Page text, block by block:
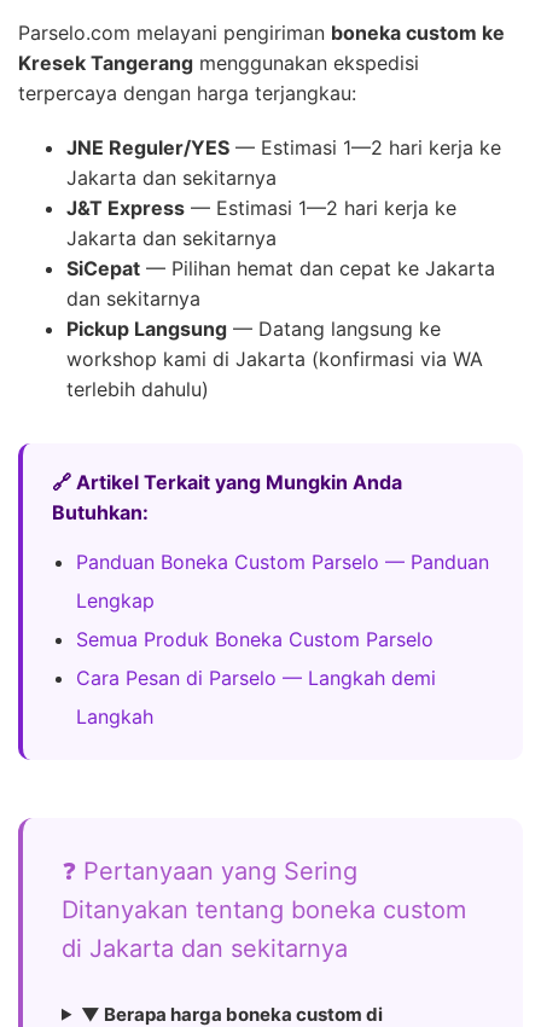
Parselo.com melayani pengiriman boneka custom ke
Kresek Tangerang menggunakan ekspedisi
terpercaya dengan harga terjangkau:
JNE Reguler/YES — Estimasi 1—2 hari kerja ke
Jakarta dan sekitarnya
J&T Express — Estimasi 1—2 hari kerja ke
Jakarta dan sekitarnya
SiCepat — Pilihan hemat dan cepat ke Jakarta
dan sekitarnya
Pickup Langsung — Datang langsung ke
workshop kami di Jakarta (konfirmasi via WA
terlebih dahulu)
🔗 Artikel Terkait yang Mungkin Anda
Butuhkan:
Panduan Boneka Custom Parselo — Panduan
Lengkap
Semua Produk Boneka Custom Parselo
Cara Pesan di Parselo — Langkah demi
Langkah
❓ Pertanyaan yang Sering
Ditanyakan tentang boneka custom
di Jakarta dan sekitarnya
▼ Berapa harga boneka custom di